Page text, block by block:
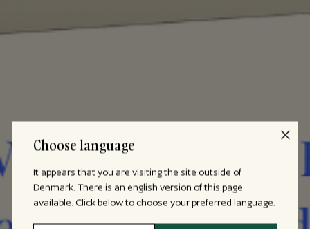
Choose language
It appears that you are visiting the site outside of
Denmark. There is an english version of this page
available. Click below to choose your preferred language.